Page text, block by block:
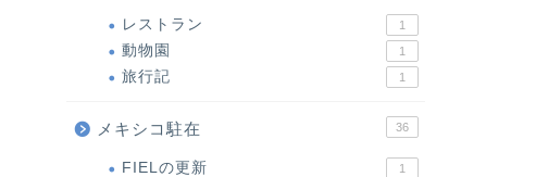
レストラン 1
動物園 1
旅行記 1
メキシコ駐在 36
FIELの更新 1